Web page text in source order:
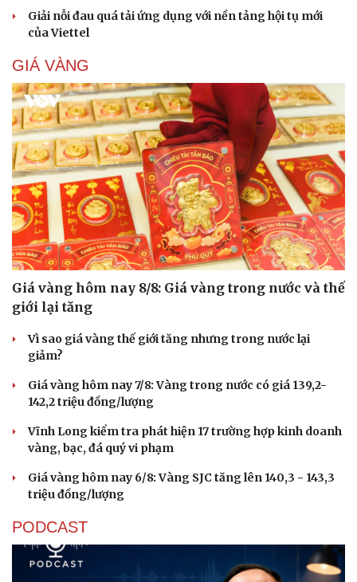
Cải chính
Giải nỗi đau quá tải ứng dụng với nền tảng hội tụ mới
của Viettel
GIÁ VÀNG
Giá vàng hôm nay 8/8: Giá vàng trong nước và thế
giới lại tăng
Vì sao giá vàng thế giới tăng nhưng trong nước lại
giảm?
Giá vàng hôm nay 7/8: Vàng trong nước có giá 139,2-
142,2 triệu đồng/lượng
Vĩnh Long kiểm tra phát hiện 17 trường hợp kinh doanh
vàng, bạc, đá quý vi phạm
Giá vàng hôm nay 6/8: Vàng SJC tăng lên 140,3 - 143,3
triệu đồng/lượng
PODCAST